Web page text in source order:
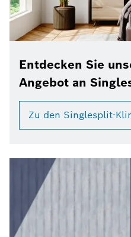
Entdecken Sie
Angebot an
Zu den Singlesplit-